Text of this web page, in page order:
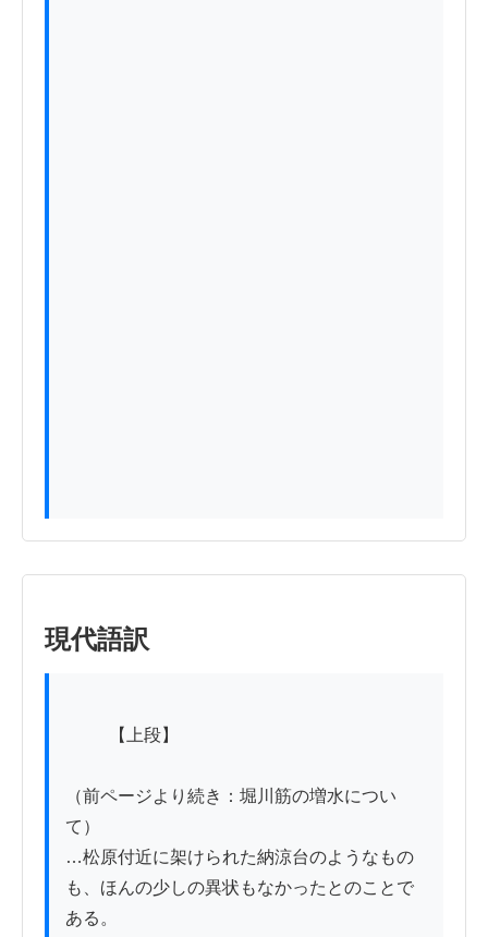
現代語訳
（前ページより続き：堀川筋の増水につい
て）
…松原付近に架けられた納涼台のようなもの
も、ほんの少しの異状もなかったとのことで
ある。